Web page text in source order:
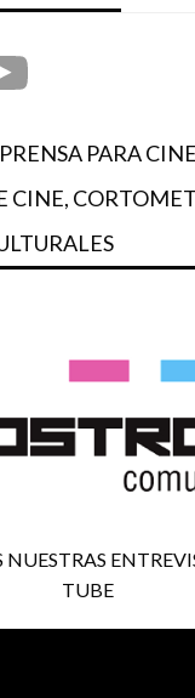
PARA
CINE,
NUESTRAS
TUBE